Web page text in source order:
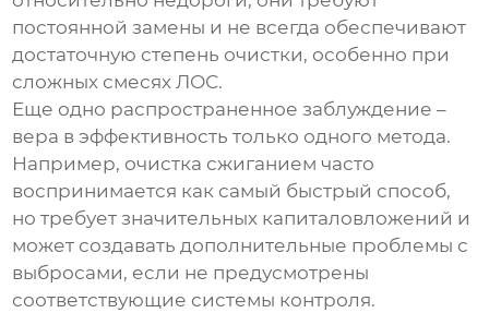
постоянной замены и не всегда обеспечивают
достаточную степень очистки, особенно при
сложных смесях ЛОС.
Еще одно распространенное заблуждение –
вера в эффективность только одного метода.
Например, очистка сжиганием часто
воспринимается как самый быстрый способ,
но требует значительных капиталовложений и
может создавать дополнительные проблемы с
выбросами, если не предусмотрены
соответствующие системы контроля.